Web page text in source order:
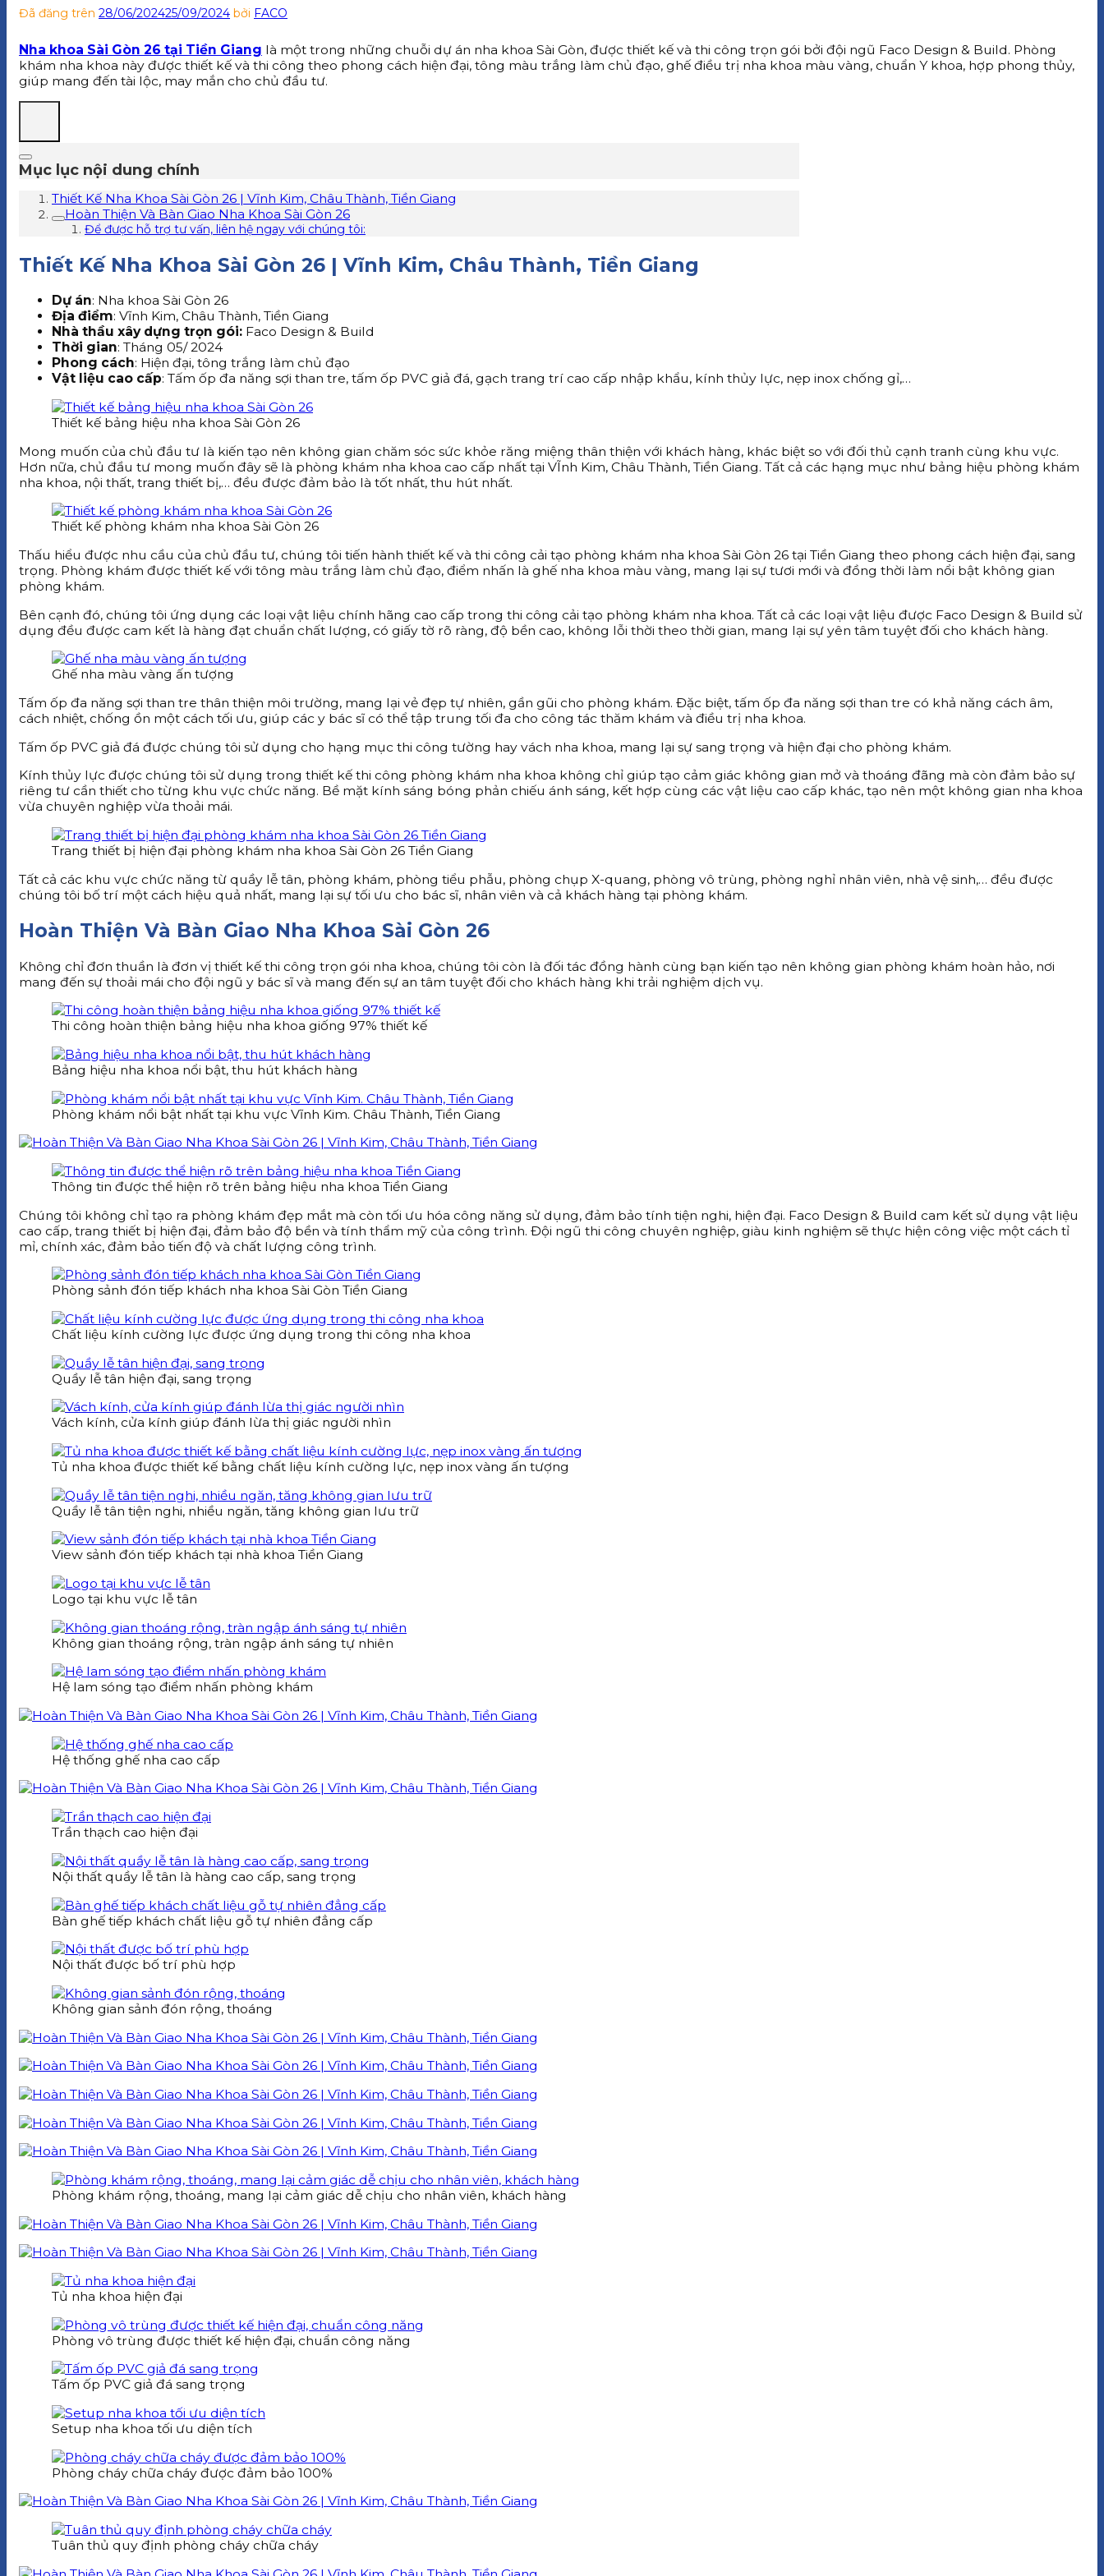
Đã đăng trên 28/06/202425/09/2024 bởi FACO
Nha khoa Sài Gòn 26 tại Tiền Giang là một trong những chuỗi dự án nha khoa Sài Gòn, được thiết kế và thi công trọn gói bởi đội ngũ Faco Design & Build. Phòng
khám nha khoa này được thiết kế và thi công theo phong cách hiện đại, tông màu trắng làm chủ đạo, ghế điều trị nha khoa màu vàng, chuẩn Y khoa, hợp phong thủy,
giúp mang đến tài lộc, may mắn cho chủ đầu tư.
Mục lục nội dung chính
Thiết Kế Nha Khoa Sài Gòn 26 | Vĩnh Kim, Châu Thành, Tiền Giang
Hoàn Thiện Và Bàn Giao Nha Khoa Sài Gòn 26
Để được hỗ trợ tư vấn, liên hệ ngay với chúng tôi:
Thiết Kế Nha Khoa Sài Gòn 26 | Vĩnh Kim, Châu Thành, Tiền Giang
Dự án: Nha khoa Sài Gòn 26
Địa điểm: Vĩnh Kim, Châu Thành, Tiền Giang
Nhà thầu xây dựng trọn gói: Faco Design & Build
Thời gian: Tháng 05/ 2024
Phong cách: Hiện đại, tông trắng làm chủ đạo
Vật liệu cao cấp: Tấm ốp đa năng sợi than tre, tấm ốp PVC giả đá, gạch trang trí cao cấp nhập khẩu, kính thủy lực, nẹp inox chống gỉ,…
Thiết kế bảng hiệu nha khoa Sài Gòn 26
Mong muốn của chủ đầu tư là kiến tạo nên không gian chăm sóc sức khỏe răng miệng thân thiện với khách hàng, khác biệt so với đối thủ cạnh tranh cùng khu vực.
Hơn nữa, chủ đầu tư mong muốn đây sẽ là phòng khám nha khoa cao cấp nhất tại VĨnh Kim, Châu Thành, Tiền Giang. Tất cả các hạng mục như bảng hiệu phòng khám
nha khoa, nội thất, trang thiết bị,… đều được đảm bảo là tốt nhất, thu hút nhất.
Thiết kế phòng khám nha khoa Sài Gòn 26
Thấu hiểu được nhu cầu của chủ đầu tư, chúng tôi tiến hành thiết kế và thi công cải tạo phòng khám nha khoa Sài Gòn 26 tại Tiền Giang theo phong cách hiện đại, sang
trọng. Phòng khám được thiết kế với tông màu trắng làm chủ đạo, điểm nhấn là ghế nha khoa màu vàng, mang lại sự tươi mới và đồng thời làm nổi bật không gian
phòng khám.
Bên cạnh đó, chúng tôi ứng dụng các loại vật liệu chính hãng cao cấp trong thi công cải tạo phòng khám nha khoa. Tất cả các loại vật liệu được Faco Design & Build sử
dụng đều được cam kết là hàng đạt chuẩn chất lượng, có giấy tờ rõ ràng, độ bền cao, không lỗi thời theo thời gian, mang lại sự yên tâm tuyệt đối cho khách hàng.
Ghế nha màu vàng ấn tượng
Tấm ốp đa năng sợi than tre thân thiện môi trường, mang lại vẻ đẹp tự nhiên, gần gũi cho phòng khám. Đặc biệt, tấm ốp đa năng sợi than tre có khả năng cách âm,
cách nhiệt, chống ồn một cách tối ưu, giúp các y bác sĩ có thể tập trung tối đa cho công tác thăm khám và điều trị nha khoa.
Tấm ốp PVC giả đá được chúng tôi sử dụng cho hạng mục thi công tường hay vách nha khoa, mang lại sự sang trọng và hiện đại cho phòng khám.
Kính thủy lực được chúng tôi sử dụng trong thiết kế thi công phòng khám nha khoa không chỉ giúp tạo cảm giác không gian mở và thoáng đãng mà còn đảm bảo sự
riêng tư cần thiết cho từng khu vực chức năng. Bề mặt kính sáng bóng phản chiếu ánh sáng, kết hợp cùng các vật liệu cao cấp khác, tạo nên một không gian nha khoa
vừa chuyên nghiệp vừa thoải mái.
Trang thiết bị hiện đại phòng khám nha khoa Sài Gòn 26 Tiền Giang
Tất cả các khu vực chức năng từ quầy lễ tân, phòng khám, phòng tiểu phẫu, phòng chụp X-quang, phòng vô trùng, phòng nghỉ nhân viên, nhà vệ sinh,… đều được
chúng tôi bố trí một cách hiệu quả nhất, mang lại sự tối ưu cho bác sĩ, nhân viên và cả khách hàng tại phòng khám.
Hoàn Thiện Và Bàn Giao Nha Khoa Sài Gòn 26
Không chỉ đơn thuần là đơn vị thiết kế thi công trọn gói nha khoa, chúng tôi còn là đối tác đồng hành cùng bạn kiến tạo nên không gian phòng khám hoàn hảo, nơi
mang đến sự thoải mái cho đội ngũ y bác sĩ và mang đến sự an tâm tuyệt đối cho khách hàng khi trải nghiệm dịch vụ.
Thi công hoàn thiện bảng hiệu nha khoa giống 97% thiết kế
Bảng hiệu nha khoa nổi bật, thu hút khách hàng
Phòng khám nổi bật nhất tại khu vực Vĩnh Kim. Châu Thành, Tiền Giang
Thông tin được thể hiện rõ trên bảng hiệu nha khoa Tiền Giang
Chúng tôi không chỉ tạo ra phòng khám đẹp mắt mà còn tối ưu hóa công năng sử dụng, đảm bảo tính tiện nghi, hiện đại. Faco Design & Build cam kết sử dụng vật liệu
cao cấp, trang thiết bị hiện đại, đảm bảo độ bền và tính thẩm mỹ của công trình. Đội ngũ thi công chuyên nghiệp, giàu kinh nghiệm sẽ thực hiện công việc một cách tỉ
mỉ, chính xác, đảm bảo tiến độ và chất lượng công trình.
Phòng sảnh đón tiếp khách nha khoa Sài Gòn Tiền Giang
Chất liệu kính cường lực được ứng dụng trong thi công nha khoa
Quầy lễ tân hiện đại, sang trọng
Vách kính, cửa kính giúp đánh lừa thị giác người nhìn
Tủ nha khoa được thiết kế bằng chất liệu kính cường lực, nẹp inox vàng ấn tượng
Quầy lễ tân tiện nghi, nhiều ngăn, tăng không gian lưu trữ
View sảnh đón tiếp khách tại nhà khoa Tiền Giang
Logo tại khu vực lễ tân
Không gian thoáng rộng, tràn ngập ánh sáng tự nhiên
Hệ lam sóng tạo điểm nhấn phòng khám
Hệ thống ghế nha cao cấp
Trần thạch cao hiện đại
Nội thất quầy lễ tân là hàng cao cấp, sang trọng
Bàn ghế tiếp khách chất liệu gỗ tự nhiên đẳng cấp
Nội thất được bố trí phù hợp
Không gian sảnh đón rộng, thoáng
Phòng khám rộng, thoáng, mang lại cảm giác dễ chịu cho nhân viên, khách hàng
Tủ nha khoa hiện đại
Phòng vô trùng được thiết kế hiện đại, chuẩn công năng
Tấm ốp PVC giả đá sang trọng
Setup nha khoa tối ưu diện tích
Phòng cháy chữa cháy được đảm bảo 100%
Tuân thủ quy định phòng cháy chữa cháy